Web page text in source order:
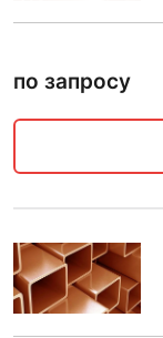
по запросу